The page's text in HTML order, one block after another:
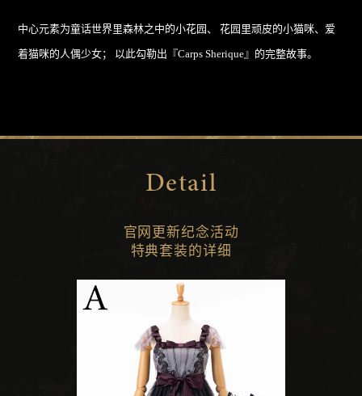
中心元素为童话世界里森林之中的小花园、 花园里顽皮的小猫咪、爱
着猫咪的人偶少女； 以此勾勒出『Carps Sherique』的完整故事。
Detail
官网更新纪念活动
特典套装的详细